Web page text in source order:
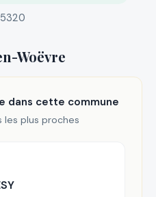
Woëvre
dans cette commune
les plus proches